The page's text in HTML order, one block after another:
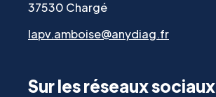
37530 Chargé
lapv.amboise@anydiag.fr
Sur les réseaux sociaux